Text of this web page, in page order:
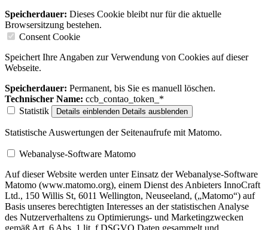
Speicherdauer: Dieses Cookie bleibt nur für die aktuelle
Browsersitzung bestehen.
Consent Cookie
Speichert Ihre Angaben zur Verwendung von Cookies auf dieser
Webseite.
Speicherdauer: Permanent, bis Sie es manuell löschen.
Technischer Name: ccb_contao_token_*
Statistik
Details einblenden Details ausblenden
Statistische Auswertungen der Seitenaufrufe mit Matomo.
Webanalyse-Software Matomo
Auf dieser Website werden unter Einsatz der Webanalyse-Software
Matomo (www.matomo.org), einem Dienst des Anbieters InnoCraft
Ltd., 150 Willis St, 6011 Wellington, Neuseeland, („Matomo“) auf
Basis unseres berechtigten Interesses an der statistischen Analyse
des Nutzerverhaltens zu Optimierungs- und Marketingzwecken
gemäß Art. 6 Abs. 1 lit. f DSGVO Daten gesammelt und